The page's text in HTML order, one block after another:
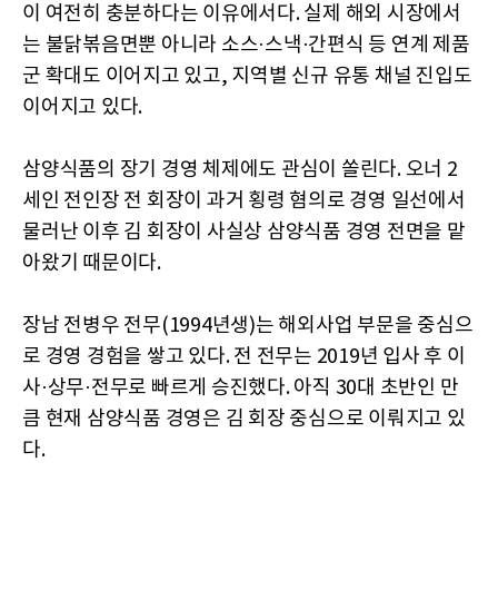
이 여전히 충분하다는 이유에서다. 실제 해외 시장에서
는 불닭볶음면뿐 아니라 소스·스낵·간편식 등 연계 제품
군 확대도 이어지고 있고, 지역별 신규 유통 채널 진입도
이어지고 있다.
삼양식품의 장기 경영 체제에도 관심이 쏠린다. 오너 2
세인 전인장 전 회장이 과거 횡령 혐의로 경영 일선에서
물러난 이후 김 회장이 사실상 삼양식품 경영 전면을 맡
아왔기 때문이다.
장남 전병우 전무(1994년생)는 해외사업 부문을 중심으
로 경영 경험을 쌓고 있다. 전 전무는 2019년 입사 후 이
사·상무·전무로 빠르게 승진했다. 아직 30대 초반인 만
큼 현재 삼양식품 경영은 김 회장 중심으로 이뤄지고 있
다.